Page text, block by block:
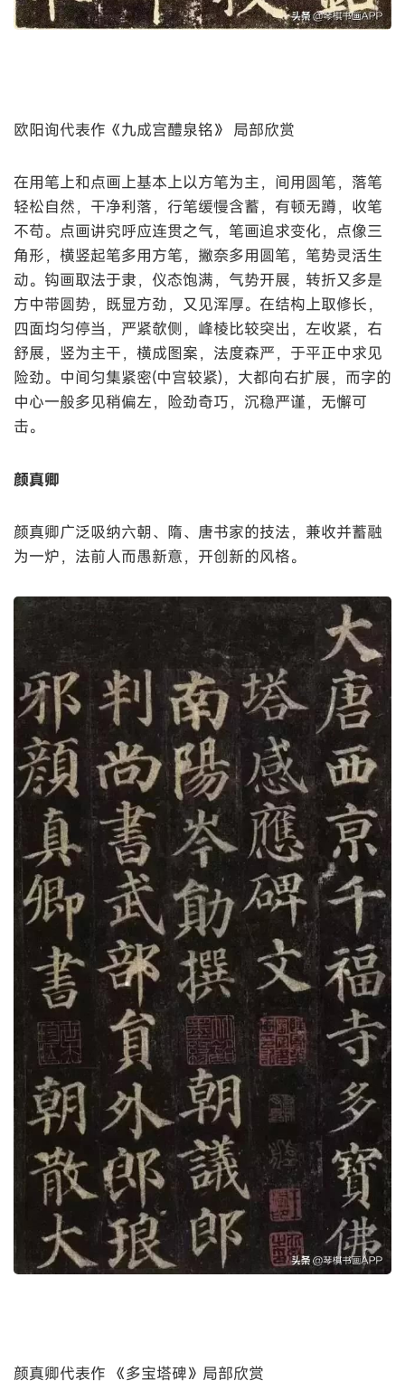
欧阳询代表作《九成宫醴泉铭》 局部欣赏
在用笔上和点画上基本上以方笔为主，间用圆笔，落笔
轻松自然，干净利落，行笔缓慢含蓄，有顿无蹲，收笔
不苟。点画讲究呼应连贯之气，笔画追求变化，点像三
角形，横竖起笔多用方笔，撇奈多用圆笔，笔势灵活生
动。钩画取法于隶，仪态饱满，气势开展，转折又多是
方中带圆势，既显方劲，又见浑厚。在结构上取修长，
四面均匀停当，严紧欹侧，峰棱比较突出，左收紧，右
舒展，竖为主干，横成图案，法度森严，于平正中求见
险劲。中间匀集紧密(中宫较紧)，大都向右扩展，而字的
中心一般多见稍偏左，险劲奇巧，沉稳严谨，无懈可
击。
颜真卿
颜真卿广泛吸纳六朝、隋、唐书家的技法，兼收并蓄融
为一炉，法前人而愚新意，开创新的风格。
颜真卿代表作 《多宝塔碑》局部欣赏